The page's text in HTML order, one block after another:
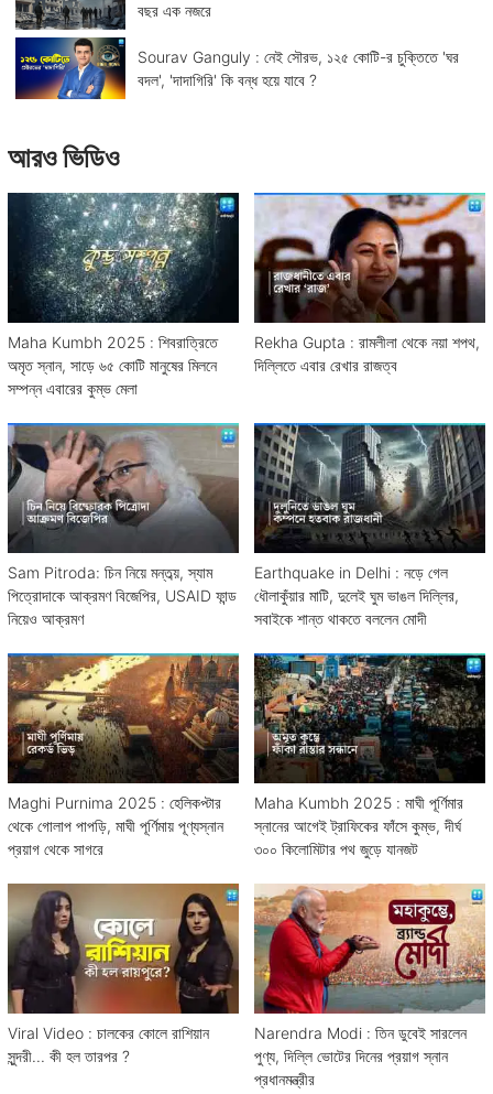
বছর এক নজরে
Sourav Ganguly : নেই সৌরভ, ১২৫ কোটি-র চুক্তিতে 'ঘর
বদল', 'দাদাগিরি' কি বন্ধ হয়ে যাবে ?
আরও ভিডিও
Maha Kumbh 2025 : শিবরাত্রিতে
অমৃত স্নান, সাড়ে ৬৫ কোটি মানুষের মিলনে
সম্পন্ন এবারের কুম্ভ মেলা
Rekha Gupta : রামলীলা থেকে নয়া শপথ,
দিল্লিতে এবার রেখার রাজত্ব
Sam Pitroda: চিন নিয়ে মন্তব্য়, স্যাম
পিত্রোদাকে আক্রমণ বিজেপির, USAID ফান্ড
নিয়েও আক্রমণ
Earthquake in Delhi : নড়ে গেল
ধৌলাকুঁয়ার মাটি, দুলেই ঘুম ভাঙল দিল্লির,
সবাইকে শান্ত থাকতে বললেন মোদী
Maghi Purnima 2025 : হেলিকপ্টার
থেকে গোলাপ পাপড়ি, মাঘী পূর্ণিমায় পূণ্যস্নান
প্রয়াগ থেকে সাগরে
Maha Kumbh 2025 : মাঘী পূর্ণিমার
স্নানের আগেই ট্রাফিকের ফাঁসে কুম্ভ, দীর্ঘ
৩০০ কিলোমিটার পথ জুড়ে যানজট
Viral Video : চালকের কোলে রাশিয়ান
সুন্দরী... কী হল তারপর ?
Narendra Modi : তিন ডুবেই সারলেন
পুণ্য, দিল্লি ভোটের দিনের প্রয়াগ স্নান
প্রধানমন্ত্রীর